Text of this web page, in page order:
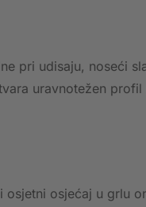
pri udisaju, noseći
uravnotežen
osjećaj u grlu